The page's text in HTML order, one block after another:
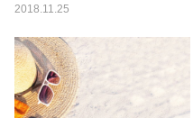
2018.11.25